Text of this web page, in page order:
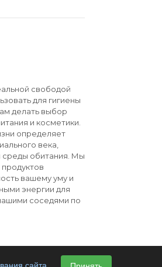
свободой
для гигиены
делать выбор
и косметики.
определяет
века,
среды обитания. Мы
вашему уму и
энергии для
соседями по